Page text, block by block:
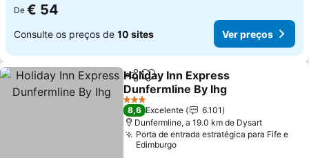
De € 54
Consulte os preços de 10 sites Ver preços
PartilharAdicionar aos favoritos
Holiday Inn Express
Dunfermline By Ihg
Ver preços
3 Estrelas
8,6 Excelente
6.101
Dunfermline, a 19.0 km de Dysart
Porta de entrada estratégica para Fife e
Edimburgo